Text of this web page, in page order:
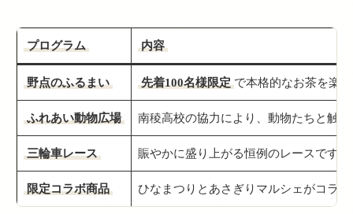
プログラム 内容
野点のふるまい 先着100名様限定 で本格的なお茶を楽
ふれあい動物広場 南稜高校の協力により、動物たちと触
三輪車レース 賑やかに盛り上がる恒例のレースです。
限定コラボ商品 ひなまつりとあさぎりマルシェがコラ